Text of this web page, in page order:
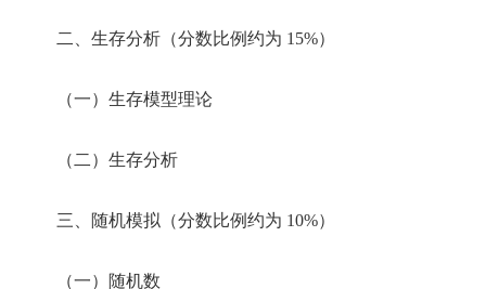
二、生存分析（分数比例约为 15%）
（一）生存模型理论
（二）生存分析
三、随机模拟（分数比例约为 10%）
（一）随机数